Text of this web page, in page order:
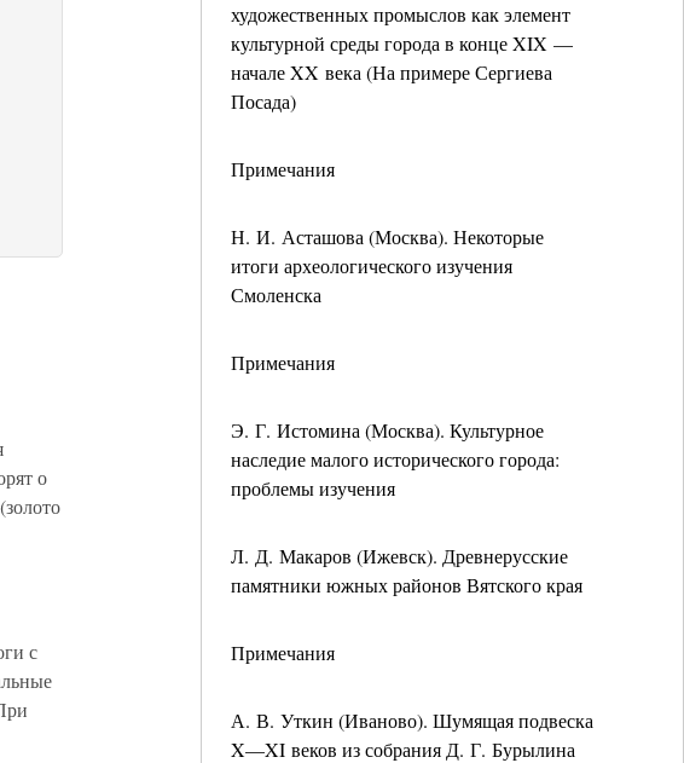
художественных промыслов как элемент
культурной среды города в конце XIX —
начале XX века (На примере Сергиева
Посада)
Примечания
Н. И. Асташова (Москва). Некоторые
итоги археологического изучения
Смоленска
Примечания
Э. Г. Истомина (Москва). Культурное
наследие малого исторического города:
проблемы изучения
Л. Д. Макаров (Ижевск). Древнерусские
памятники южных районов Вятского края
Примечания
А. В. Уткин (Иваново). Шумящая подвеска
X—XI веков из собрания Д. Г. Бурылина
о
с